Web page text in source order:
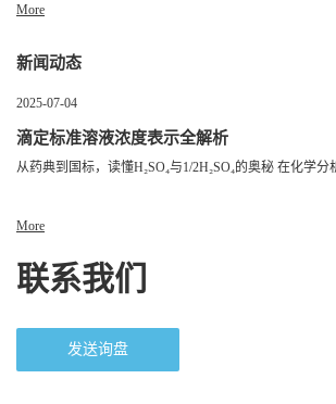
More
新闻动态
2025-07-04
滴定标准溶液浓度表示全解析
从药典到国标，读懂H₂SO₄与1/2H₂SO₄的奥秘 在化学分
More
联系我们
发送询盘